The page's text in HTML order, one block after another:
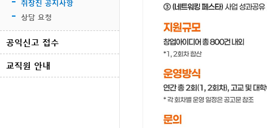
취장진 공지사항
상담 요청
공익신고 접수
교직원 안내